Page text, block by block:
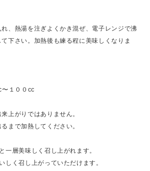
、熱湯を注ぎよくかき混ぜ、電子レンジで沸
下さい。加熱後も練る程に美味しくなりま
１００cc
上がりではありません。
まで加熱してください。
一層美味しく召し上がれます。
しく召し上がっていただけます。